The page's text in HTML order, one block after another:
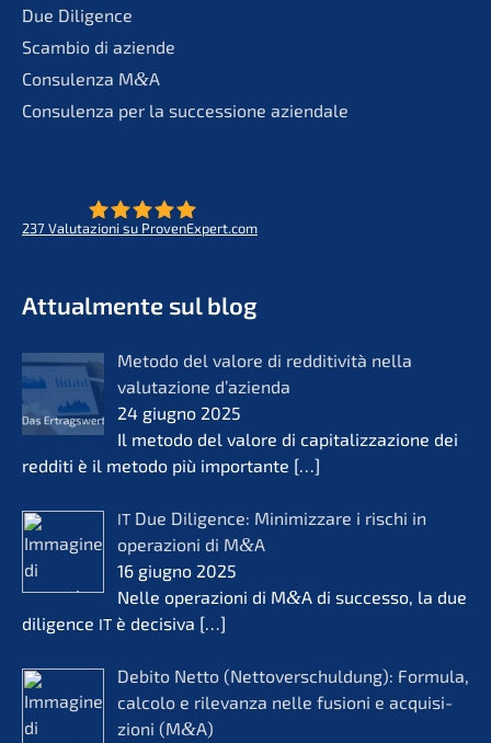
Due Diligence
Scambio di aziende
Consu­len­za M&A
Consu­len­za per la succes­sio­ne aziendale
237 Valuta­zio­ni su ProvenExpert.com
Attual­men­te sul blog
Metodo del valore di reddi­ti­vi­tà nella
valuta­zio­ne d’azi­en­da
24 giugno 2025
Il metodo del valore di capita­liz­za­zio­ne dei
reddi­ti è il metodo più importan­te […]
IT Due Diligence: Minimiz­za­re i rischi in
opera­zio­ni di M&A
16 giugno 2025
Nelle opera­zio­ni di M&A di succes­so, la due
diligence IT è decisi­va […]
Debito Netto (Netto­ver­schul­dung): Formu­la,
calco­lo e rilevanza nelle fusio­ni e acqui­si­
zio­ni (M&A)